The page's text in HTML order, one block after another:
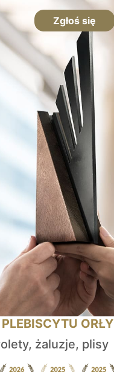
Zgłoś się
ORŁY
żaluzje, plisy